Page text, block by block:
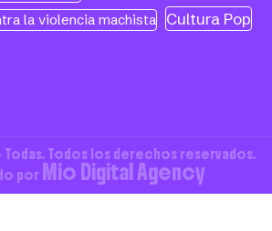
la violencia machista Cultura Pop
Todos los derechos reservados.
por Mio Digital Agency